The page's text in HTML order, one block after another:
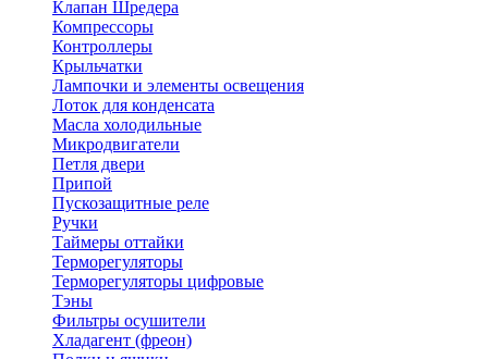
Клапан Шредера
Компрессоры
Контроллеры
Крыльчатки
Лампочки и элементы освещения
Лоток для конденсата
Масла холодильные
Микродвигатели
Петля двери
Припой
Пускозащитные реле
Ручки
Таймеры оттайки
Терморегуляторы
Терморегуляторы цифровые
Тэны
Фильтры осушители
Хладагент (фреон)